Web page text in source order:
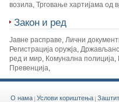
возила, Трговање хартијама од
Закон и ред
Јавне расправе, Лични
Регистрација оружја,
ред и мир, Комунална полиција,
Превенција,
O нама Услови кориштења